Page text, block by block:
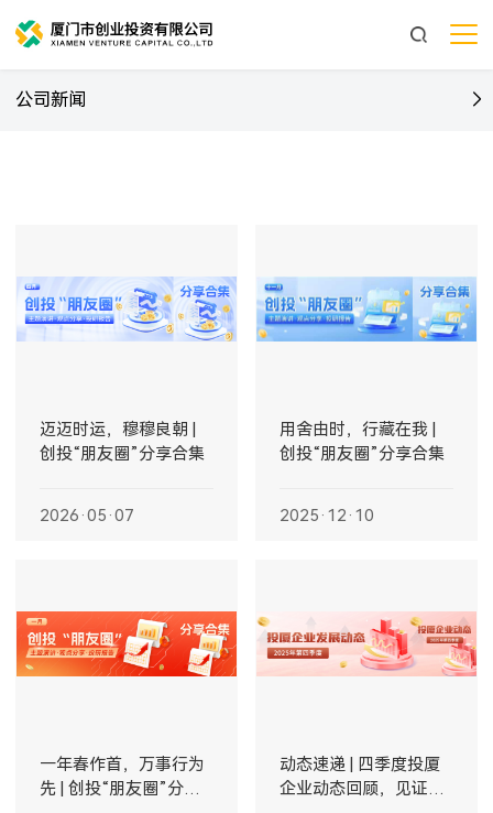
公司新闻
迈迈时运，穆穆良朝 |
创投“朋友圈”分享合集
2026·05·07
用舍由时，行藏在我 |
创投“朋友圈”分享合集
2025·12·10
一年春作首，万事行为
先 | 创投“朋友圈”分享
动态速递 | 四季度投厦
企业动态回顾，见证城